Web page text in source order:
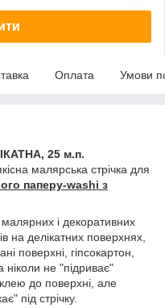
Оплата Умови
25 м.п.
малярська стрічка для
паперу-washi з
і декоративних
на делікатних поверхнях,
поверхні, гіпсокартон,
не "підриває"
до поверхні, але
під стрічку.